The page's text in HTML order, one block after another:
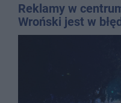
Reklamy w
Wroński jest w